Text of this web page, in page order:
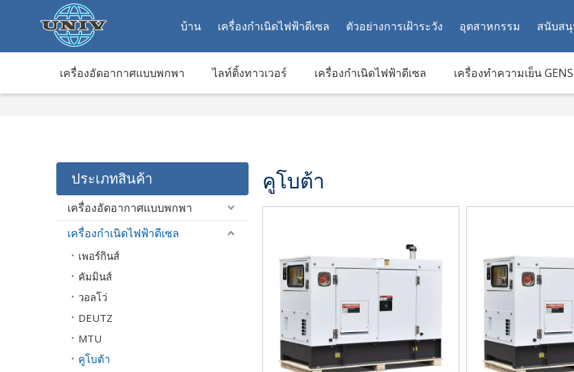
บ้าน เครื่องกำเนิดไฟฟ้าดีเซล ตัวอย่างการเฝ้าระวัง อุตสาหกรรม สนับส
เครื่องอัดอากาศแบบพกพา ไลท์ติ้งทาวเวอร์ เครื่องกำเนิดไฟฟ้าดีเซล เครื่องทำความเย็น
ประเภทสินค้า
เครื่องอัดอากาศแบบพกพา
เครื่องกำเนิดไฟฟ้าดีเซล
เพอร์กินส์
คัมมินส์
วอลโว่
DEUTZ
MTU
คูโบต้า
คูโบต้า